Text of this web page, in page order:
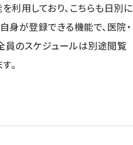
利用しており、こちらも日別に
が登録できる機能で、医院・
員のスケジュールは別途閲覧
。